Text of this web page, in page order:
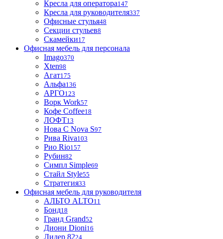
Кресла для оператора147
Кресла для руководителя337
Офисные стулья48
Секции стульев8
Скамейки17
Офисная мебель для персонала
Imago370
Xten98
Агат175
Альфа136
АРГО123
Ворк Work57
Кофе Coffee18
ЛОФТ13
Нова С Nova S97
Рива Riva103
Рио Rio157
Рубин82
Симпл Simple69
Стайл Style55
Стратегия33
Офисная мебель для руководителя
АЛЬТО ALTO11
Бонд18
Гранд Grand52
Диони Dioni16
Лидер 8224